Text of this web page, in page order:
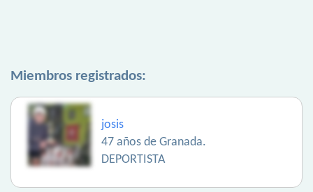
Miembros registrados:
josis
47 años de Granada.
DEPORTISTA